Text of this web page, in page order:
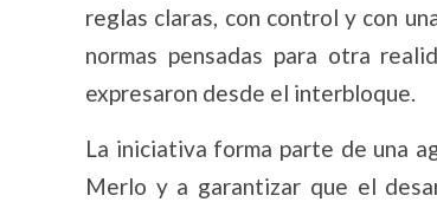
reglas claras, con control y con
normas pensadas para otra
expresaron desde el interbloque.
La iniciativa forma parte de una
Merlo y a garantizar que el